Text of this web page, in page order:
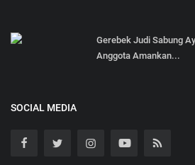
Gerebek Judi Sabung
Anggota Amankan...
SOCIAL MEDIA